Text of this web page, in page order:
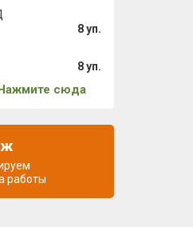
8 уп.
8 уп.
сюда
работы